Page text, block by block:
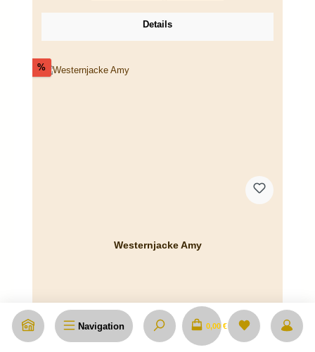
Navigation 0,00 €
Details
%Rabatt
Westernjacke Amy